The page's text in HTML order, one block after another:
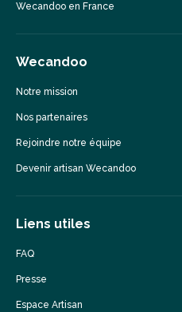
Wecandoo en France
Wecandoo
Notre mission
Nos partenaires
Rejoindre notre équipe
Devenir artisan Wecandoo
Liens utiles
FAQ
Presse
Espace Artisan